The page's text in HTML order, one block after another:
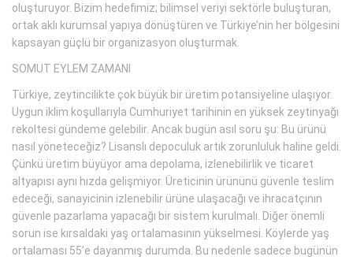
oluşturuyor. Bizim hedefimiz; bilimsel veriyi sektörle buluşturan,
ortak aklı kurumsal yapıya dönüştüren ve Türkiye’nin her bölgesini
kapsayan güçlü bir organizasyon oluşturmak.
SOMUT EYLEM ZAMANI
Türkiye, zeytincilikte çok büyük bir üretim potansiyeline ulaşıyor.
Uygun iklim koşullarıyla Cumhuriyet tarihinin en yüksek zeytinyağı
rekoltesi gündeme gelebilir. Ancak bugün asıl soru şu: Bu ürünü
nasıl yöneteceğiz? Lisanslı depoculuk artık zorunluluk haline geldi.
Çünkü üretim büyüyor ama depolama, izlenebilirlik ve ticaret
altyapısı aynı hızda gelişmiyor. Üreticinin ürününü güvenle teslim
edeceği, sanayicinin izlenebilir ürüne ulaşacağı ve ihracatçının
güvenle pazarlama yapacağı bir sistem kurulmalı. Diğer önemli
sorun ise kırsaldaki yaş ortalamasının yükselmesi. Köylerde yaş
ortalaması 55’e dayanmış durumda. Bu nedenle sadece bugünün